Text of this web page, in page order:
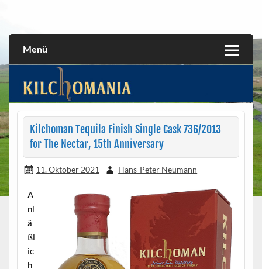
Menü
Kilchoman Tequila Finish Single Cask 736/2013
for The Nectar, 15th Anniversary
11. Oktober 2021 Hans-Peter Neumann
A
nl
ä
ßl
ic
h